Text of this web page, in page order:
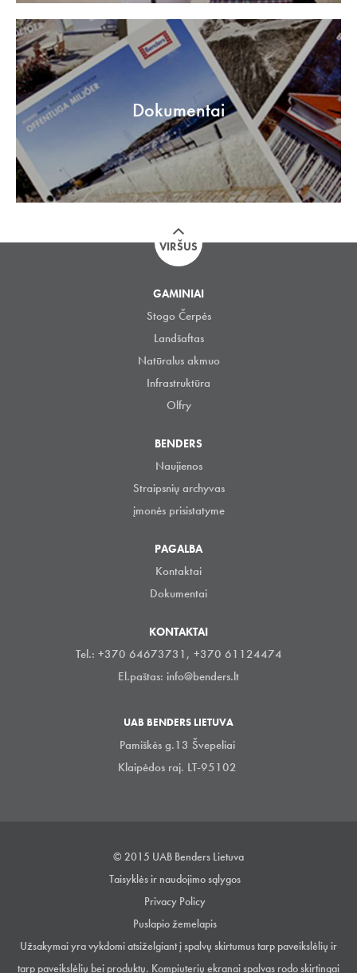
Dokumentai
VIRŠUS
GAMINIAI
Stogo Čerpės
Landšaftas
Natūralus akmuo
Infrastruktūra
Olfry
BENDERS
Naujienos
Straipsnių archyvas
įmonės prisistatyme
PAGALBA
Kontaktai
Dokumentai
KONTAKTAI
Tel.: +370 64673731, +370 61124474
El.paštas: info@benders.lt
UAB BENDERS LIETUVA
Pamiškės g.13 Švepeliai
Klaipėdos raj. LT-95102
© 2015 UAB Benders Lietuva
Taisyklės ir naudojimo sąlygos
Privacy Policy
Puslapio žemelapis
Užsakymai yra vykdomi atsiželgiant į spalvų skirtumus tarp paveikslėlių ir
tarp paveikslėlių bei produktų. Kompiuterių ekranai spalvas rodo skirtingai